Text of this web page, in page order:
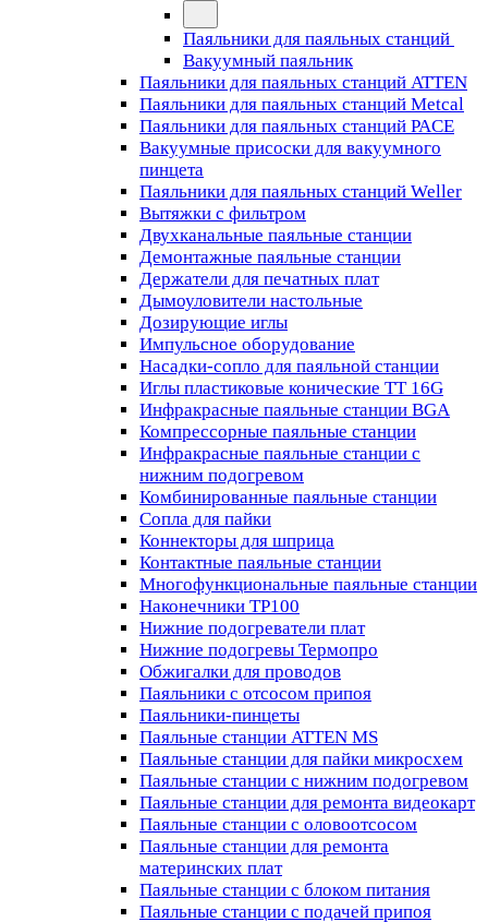
Паяльники для паяльных станций
Вакуумный паяльник
Паяльники для паяльных станций ATTEN
Паяльники для паяльных станций Metcal
Паяльники для паяльных станций PACE
Вакуумные присоски для вакуумного
пинцета
Паяльники для паяльных станций Weller
Вытяжки с фильтром
Двухканальные паяльные станции
Демонтажные паяльные станции
Держатели для печатных плат
Дымоуловители настольные
Дозирующие иглы
Импульсное оборудование
Насадки-сопло для паяльной станции
Иглы пластиковые конические TT 16G
Инфракрасные паяльные станции BGA
Компрессорные паяльные станции
Инфракрасные паяльные станции с
нижним подогревом
Комбинированные паяльные станции
Сопла для пайки
Коннекторы для шприца
Контактные паяльные станции
Многофункциональные паяльные станции
Наконечники TP100
Нижние подогреватели плат
Нижние подогревы Термопро
Обжигалки для проводов
Паяльники с отсосом припоя
Паяльники-пинцеты
Паяльные станции ATTEN MS
Паяльные станции для пайки микросхем
Паяльные станции с нижним подогревом
Паяльные станции для ремонта видеокарт
Паяльные станции с оловоотсосом
Паяльные станции для ремонта
материнских плат
Паяльные станции с блоком питания
Паяльные станции с подачей припоя